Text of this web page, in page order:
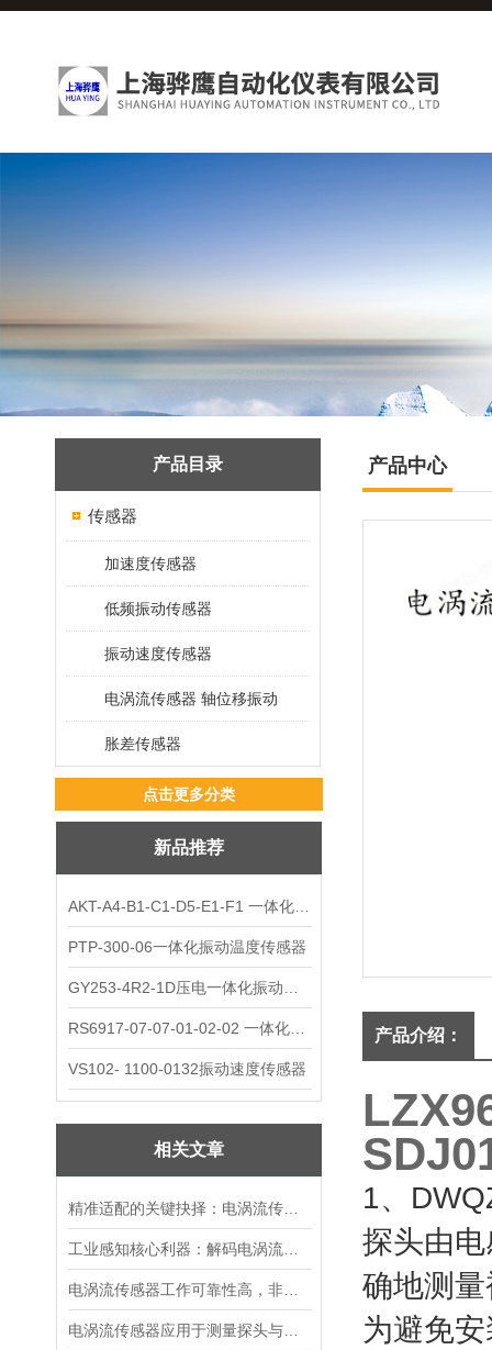
产品目录
传感器
加速度传感器
低频振动传感器
振动速度传感器
电涡流传感器 轴位移振动
胀差传感器
点击更多分类
新品推荐
PTP-300-06一体化振动温度传感器
VS102- 1100-0132振动速度传感器
相关文章
产品中心
产品介绍：
1、
探头由
确地测
为避免